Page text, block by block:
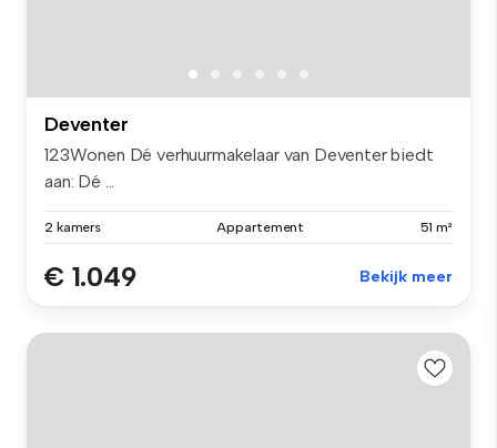
Deventer
123Wonen Dé verhuurmakelaar van Deventer biedt
aan: Dé ...
2 kamers Appartement 51 m²
€ 1.049 Bekijk meer